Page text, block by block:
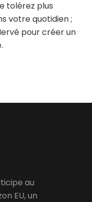
tolérez plus
votre quotidien ;
pour créer un
au
EU, un